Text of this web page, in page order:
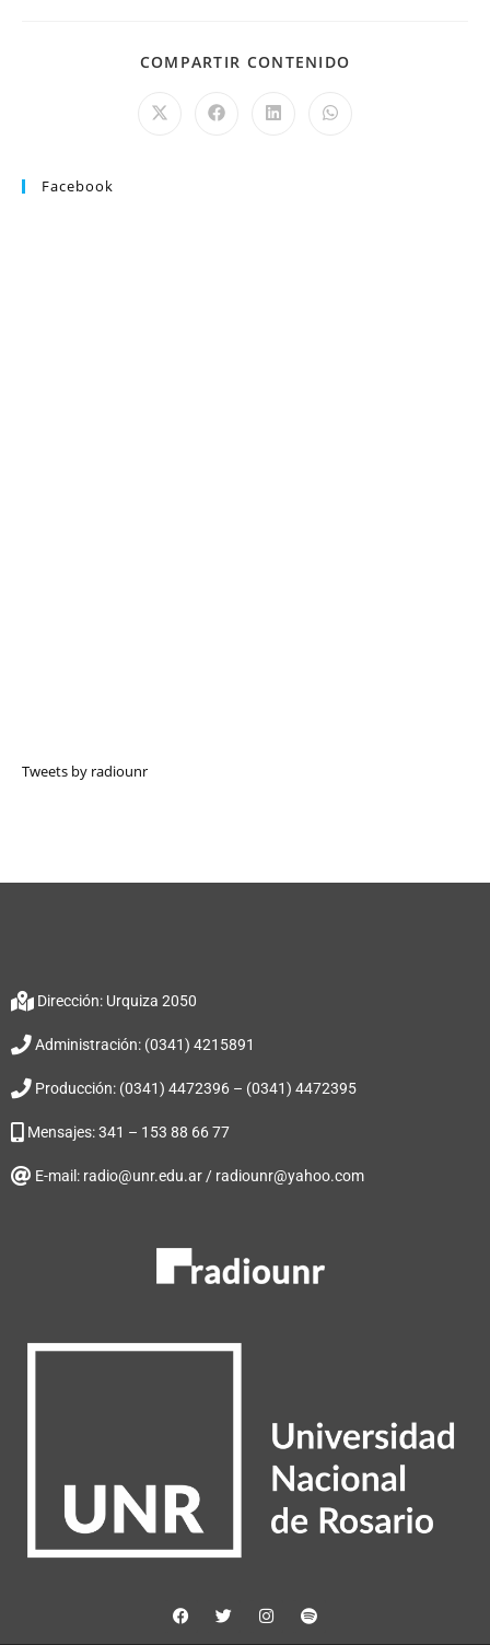
COMPARTIR CONTENIDO
Facebook
Tweets by radiounr
Dirección: Urquiza 2050
Administración: (0341) 4215891
Producción: (0341) 4472396 – (0341) 4472395
Mensajes: 341 – 153 88 66 77
E-mail: radio@unr.edu.ar / radiounr@yahoo.com